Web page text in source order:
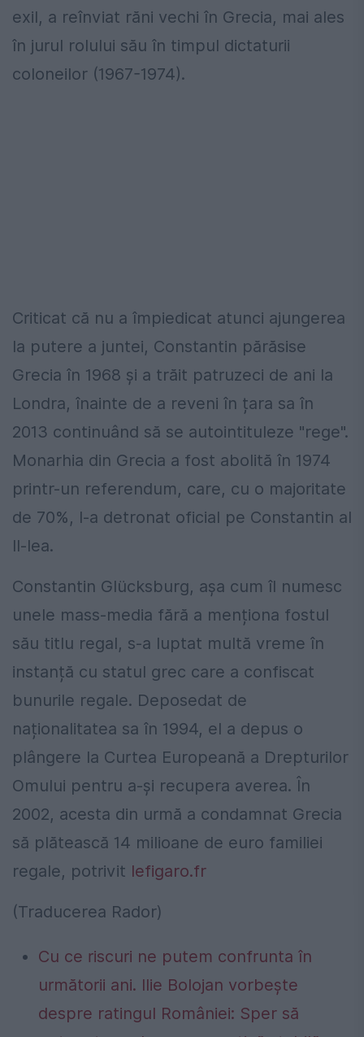
exil, a reînviat răni vechi în Grecia, mai ales
în jurul rolului său în timpul dictaturii
coloneilor (1967-1974).
Criticat că nu a împiedicat atunci ajungerea
la putere a juntei, Constantin părăsise
Grecia în 1968 și a trăit patruzeci de ani la
Londra, înainte de a reveni în țara sa în
2013 continuând să se autointituleze "rege".
Monarhia din Grecia a fost abolită în 1974
printr-un referendum, care, cu o majoritate
de 70%, l-a detronat oficial pe Constantin al
II-lea.
Constantin Glücksburg, așa cum îl numesc
unele mass-media fără a menționa fostul
său titlu regal, s-a luptat multă vreme în
instanță cu statul grec care a confiscat
bunurile regale. Deposedat de
naționalitatea sa în 1994, el a depus o
plângere la Curtea Europeană a Drepturilor
Omului pentru a-și recupera averea. În
2002, acesta din urmă a condamnat Grecia
să plătească 14 milioane de euro familiei
regale, potrivit lefigaro.fr
(Traducerea Rador)
Cu ce riscuri ne putem confrunta în
următorii ani. Ilie Bolojan vorbește
despre ratingul României: Sper să